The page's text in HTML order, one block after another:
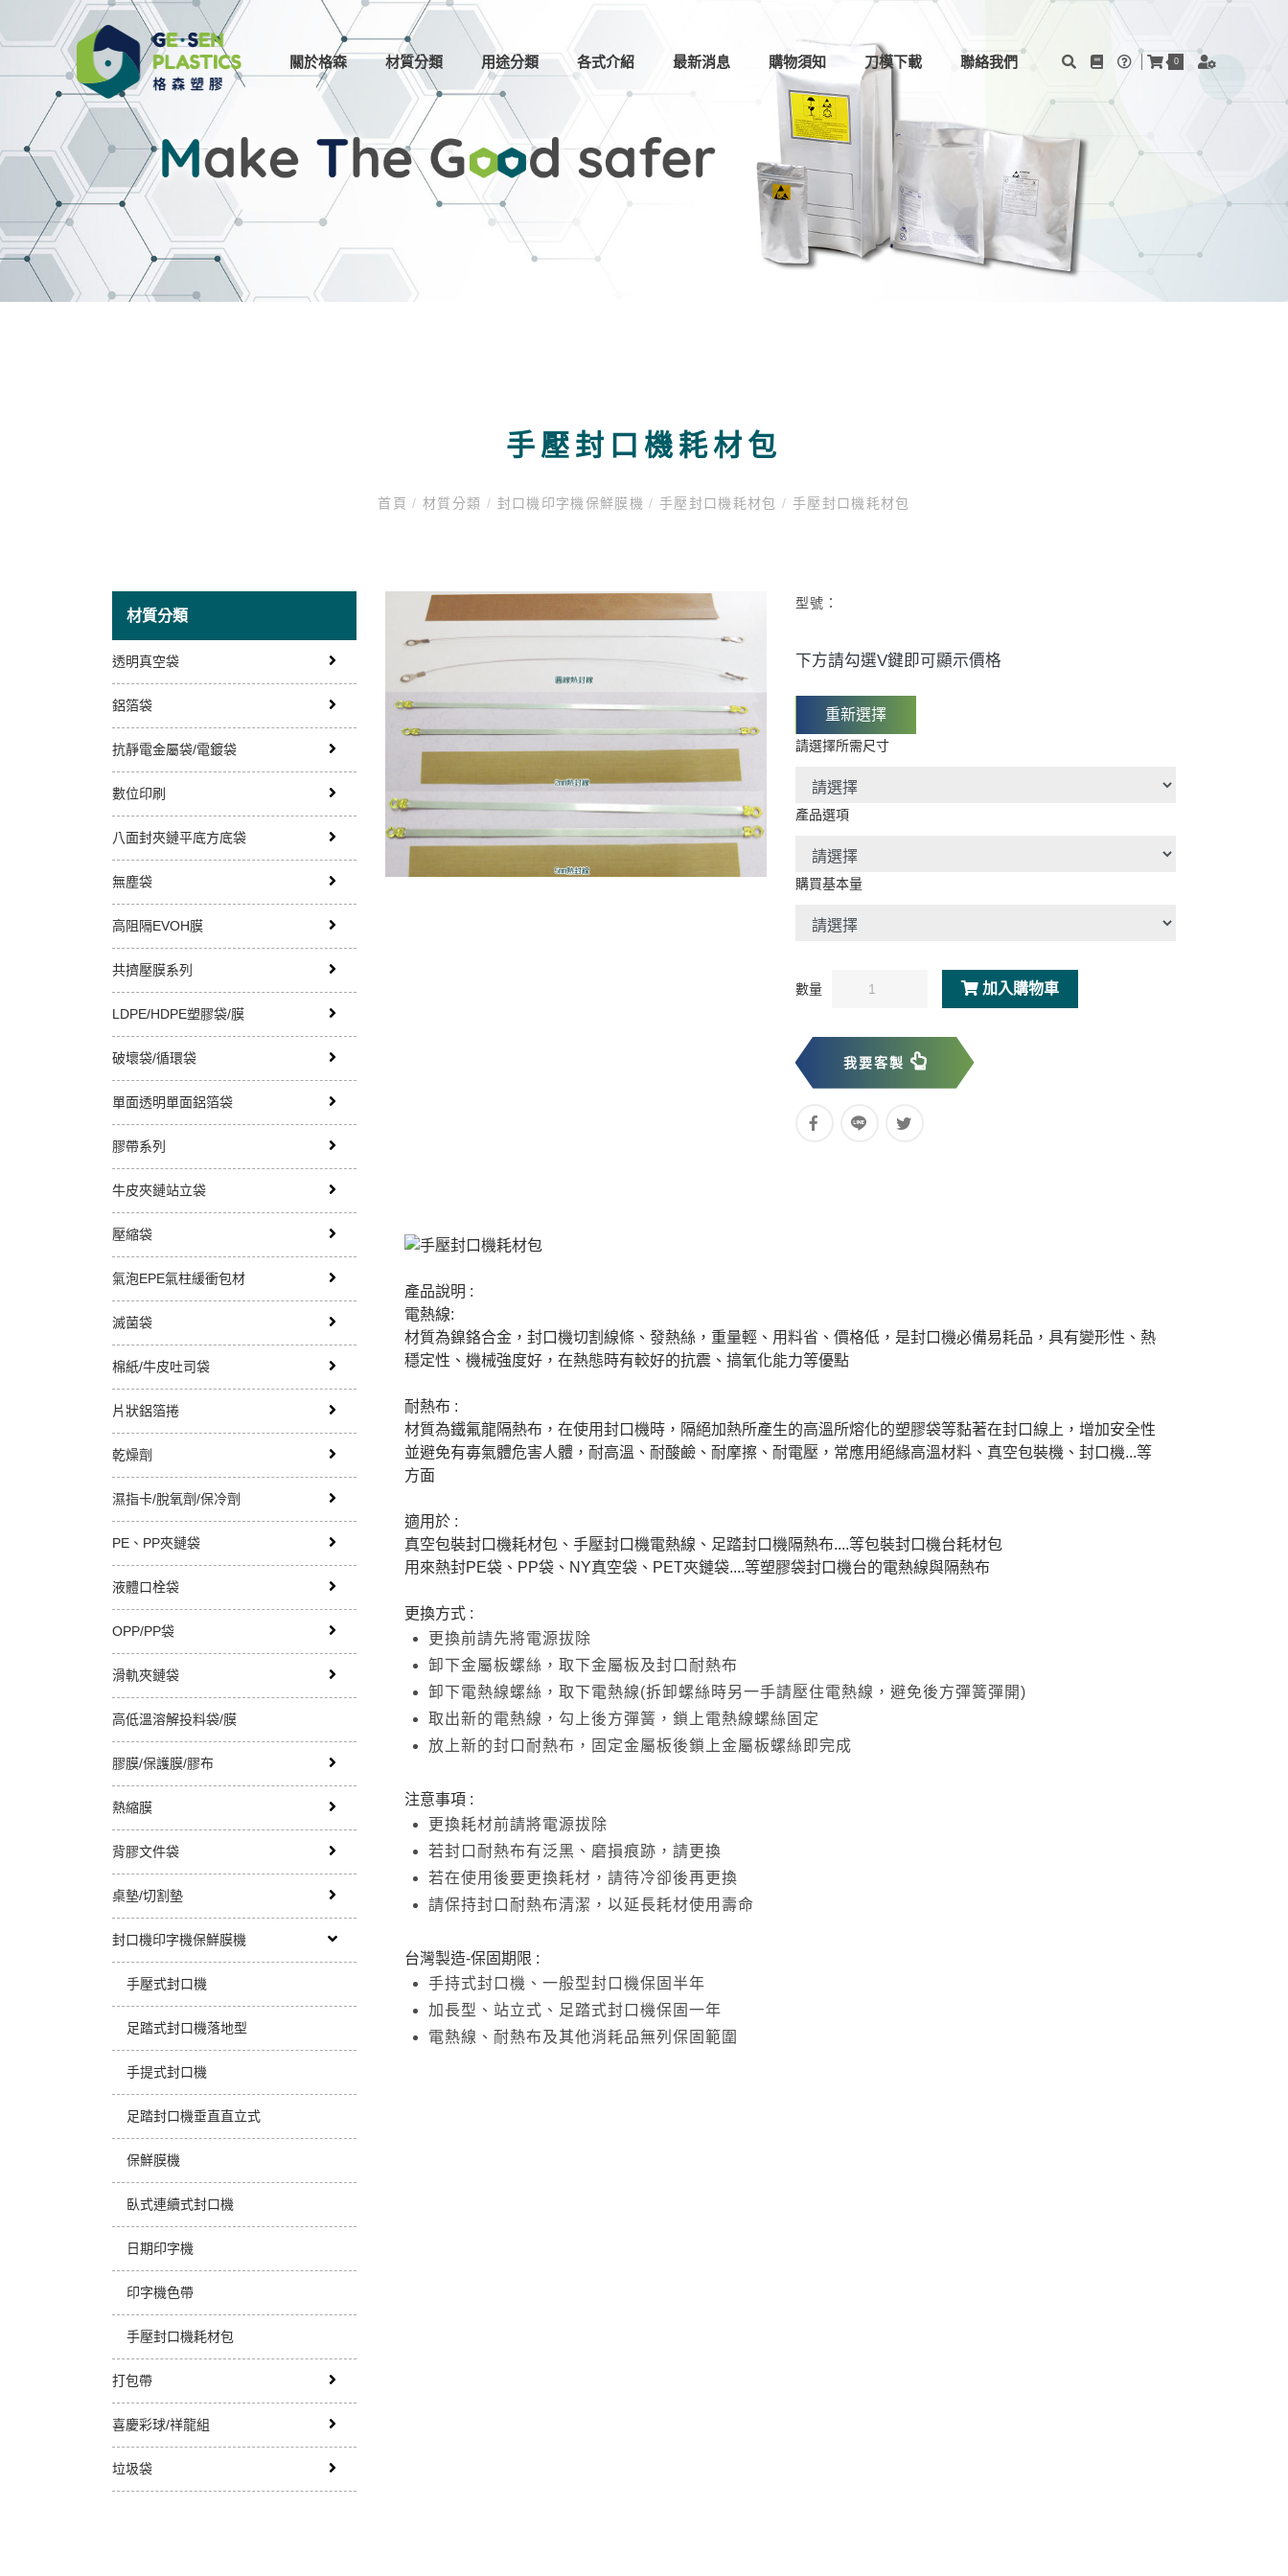
關於格森 材質分類 用途分類 各式介紹 最新消息 購物須知 刀模下載 聯絡我們 0
手壓封口機耗材包
首頁/ 材質分類 / 封口機印字機保鮮膜機/ 手壓封口機耗材包/ 手壓封口機耗材包
材質分類
透明真空袋
鋁箔袋
抗靜電金屬袋/電鍍袋
數位印刷
八面封夾鏈平底方底袋
無塵袋
高阻隔EVOH膜
共擠壓膜系列
LDPE/HDPE塑膠袋/膜
破壞袋/循環袋
單面透明單面鋁箔袋
膠帶系列
牛皮夾鏈站立袋
壓縮袋
氣泡EPE氣柱緩衝包材
滅菌袋
棉紙/牛皮吐司袋
片狀鋁箔捲
乾燥劑
濕指卡/脫氧劑/保冷劑
PE、PP夾鏈袋
液體口栓袋
OPP/PP袋
滑軌夾鏈袋
高低溫溶解投料袋/膜
膠膜/保護膜/膠布
熱縮膜
背膠文件袋
桌墊/切割墊
封口機印字機保鮮膜機
手壓式封口機
足踏式封口機落地型
手提式封口機
足踏封口機垂直直立式
保鮮膜機
臥式連續式封口機
日期印字機
印字機色帶
手壓封口機耗材包
打包帶
喜慶彩球/祥龍組
垃圾袋
型號：
下方請勾選V鍵即可顯示價格
重新選擇
請選擇所需尺寸
產品選項
購買基本量
數量 加入購物車
我要客製
產品說明 :
電熱線:
材質為鎳鉻合金，封口機切割線條、發熱絲，重量輕、用料省、價格低，是封口機必備易耗品，具有變形性、熱
穩定性、機械強度好，在熱態時有較好的抗震、搞氧化能力等優點
耐熱布 :
材質為鐵氟龍隔熱布，在使用封口機時，隔絕加熱所產生的高溫所熔化的塑膠袋等黏著在封口線上，增加安全性
並避免有毐氣體危害人體，耐高溫、耐酸鹼、耐摩擦、耐電壓，常應用絕緣高溫材料、真空包裝機、封口機...等
方面
適用於 :
真空包裝封口機耗材包、手壓封口機電熱線、足踏封口機隔熱布....等包裝封口機台耗材包
用來熱封PE袋、PP袋、NY真空袋、PET夾鏈袋....等塑膠袋封口機台的電熱線與隔熱布
更換方式 :
更換前請先將電源拔除
卸下金屬板螺絲，取下金屬板及封口耐熱布
卸下電熱線螺絲，取下電熱線(拆卸螺絲時另一手請壓住電熱線，避免後方彈簧彈開)
取出新的電熱線，勾上後方彈簧，鎖上電熱線螺絲固定
放上新的封口耐熱布，固定金屬板後鎖上金屬板螺絲即完成
注意事項 :
更換耗材前請將電源拔除
若封口耐熱布有泛黑、磨損痕跡，請更換
若在使用後要更換耗材，請待冷卻後再更換
請保持封口耐熱布清潔，以延長耗材使用壽命
台灣製造-保固期限 :
手持式封口機、一般型封口機保固半年
加長型、站立式、足踏式封口機保固一年
電熱線、耐熱布及其他消耗品無列保固範圍